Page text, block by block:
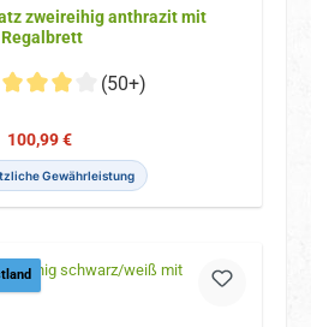
zweireihig anthrazit mit
Regalbrett
(50+)
Verkaufspreis:
100,99 €
Gewährleistung